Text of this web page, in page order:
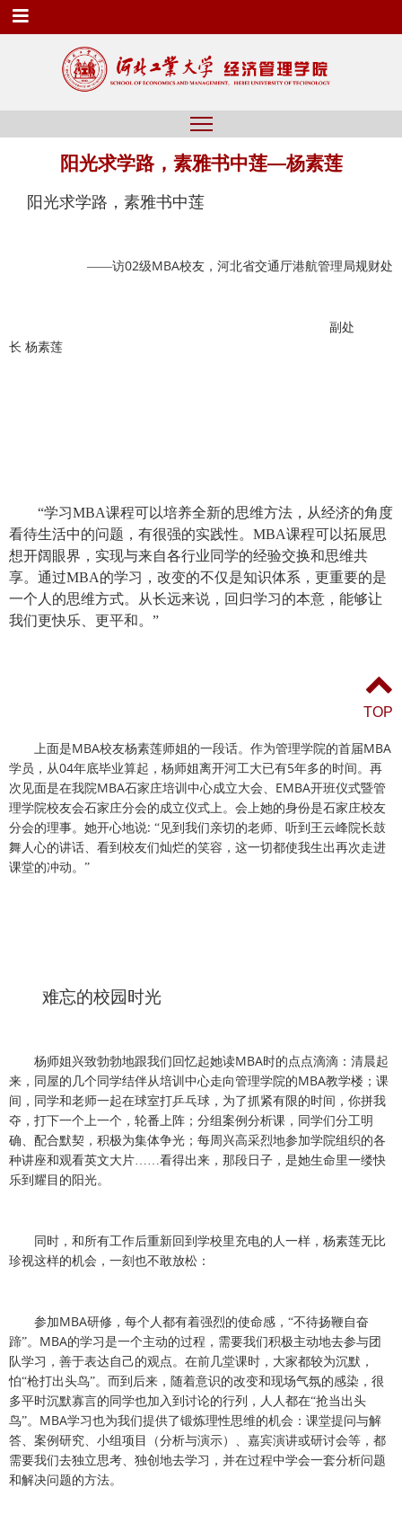
阳光求学路，素雅书中莲—杨素莲
阳光求学路，素雅书中莲
——访02级MBA校友， 河北省交通厅港航管理局规财处
副处
长 杨素莲
“学习MBA课程可以培养全新的思维方法，从经济的角度
看待生活中的问题，有很强的实践性。 MBA课程可以拓展思
想开阔眼界，实现与来自各行业同学的经验交换和思维共
享。通过MBA的学习，改变的不仅是知识体系，更重要的是
一个人的思维方式。从长远来说，回归学习的本意，能够让
我们更快乐、更平和。”
上面是MBA校友杨素莲师姐的一段话。作为管理学院的首届MBA
学员，从04年底毕业算起，杨师姐离开河工大已有5年多的时间。再
次见面是在我院MBA石家庄培训中心成立大会、 EMBA开班仪式暨管
理学院校友会石家庄分会的成立仪式上。会上她的身份是石家庄校友
分会的理事。她开心地说: “见到我们亲切的老师、听到王云峰院长鼓
舞人心的讲话、看到校友们灿烂的笑容，这一切都使我生出再次走进
课堂的冲动。”
难忘的校园时光
杨师姐兴致勃勃地跟我们回忆起她读MBA时的点点滴滴：清晨起
来，同屋的几个同学结伴从培训中心走向管理学院的MBA教学楼；课
间，同学和老师一起在球室打乒乓球，为了抓紧有限的时间，你拼我
夺，打下一个上一个，轮番上阵；分组案例分析课，同学们分工明
确、配合默契，积极为集体争光；每周兴高采烈地参加学院组织的各
种讲座和观看英文大片……看得出来，那段日子，是她生命里一缕快
乐到耀目的阳光。
同时，和所有工作后重新回到学校里充电的人一样，杨素莲无比
珍视这样的机会，一刻也不敢放松：
参加MBA研修，每个人都有着强烈的使命感，“不待扬鞭自奋
蹄”。 MBA的学习是一个主动的过程，需要我们积极主动地去参与团
队学习，善于表达自己的观点。在前几堂课时，大家都较为沉默，
怕“枪打出头鸟”。而到后来，随着意识的改变和现场气氛的感染，很
多平时沉默寡言的同学也加入到讨论的行列，人人都在“抢当出头
鸟”。 MBA学习也为我们提供了锻炼理性思维的机会：课堂提问与解
答、案例研究、小组项目（分析与演示）、嘉宾演讲或研讨会等，都
需要我们去独立思考、独创地去学习，并在过程中学会一套分析问题
和解决问题的方法。
TOP